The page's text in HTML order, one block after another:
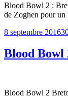
Blood Bowl 2 :
de Zoghen pour
Publié
8 septembre 2016
Blood Bowl
Blood Bowl 2